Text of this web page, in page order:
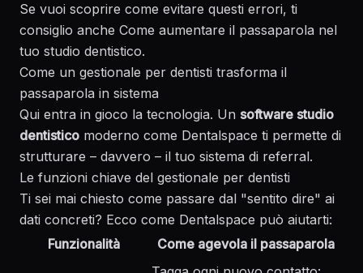
Se vuoi scoprire come evitare questi errori, ti
consiglio anche Come aumentare il passaparola nel
tuo studio dentistico.
Come un gestionale per dentisti trasforma il
passaparola in sistema
Qui entra in gioco la tecnologia. Un software studio
dentistico moderno come Dentalspace ti permette di
strutturare – davvero – il tuo sistema di referral.
Le funzioni chiave del gestionale per dentisti
Ti sei mai chiesto come passare dal "sentito dire" ai
dati concreti? Ecco come Dentalspace può aiutarti:
Funzionalità
Come agevola il passaparola